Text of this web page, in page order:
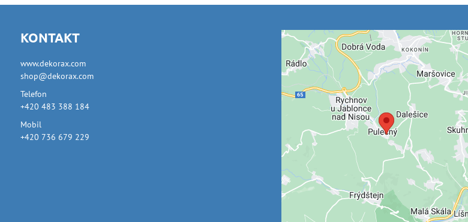
KONTAKT
www.dekorax.com
shop@dekorax.com
Telefon
+420 483 388 184
Mobil
+420 736 679 229
Externí obsah je blokován
Volbami soukromí
Přejete si načíst externí obsah?
Povolit jednou
Povolit a zapamatovat - souhlas s druhem
cookie: Funkční
Otevřít obsah v novém okně